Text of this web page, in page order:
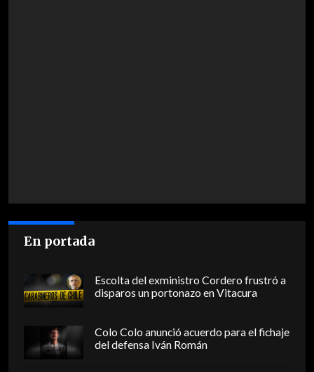
En portada
Escolta del exministro Cordero frustró a
disparos un portonazo en Vitacura
Colo Colo anunció acuerdo para el fichaje
del defensa Iván Román